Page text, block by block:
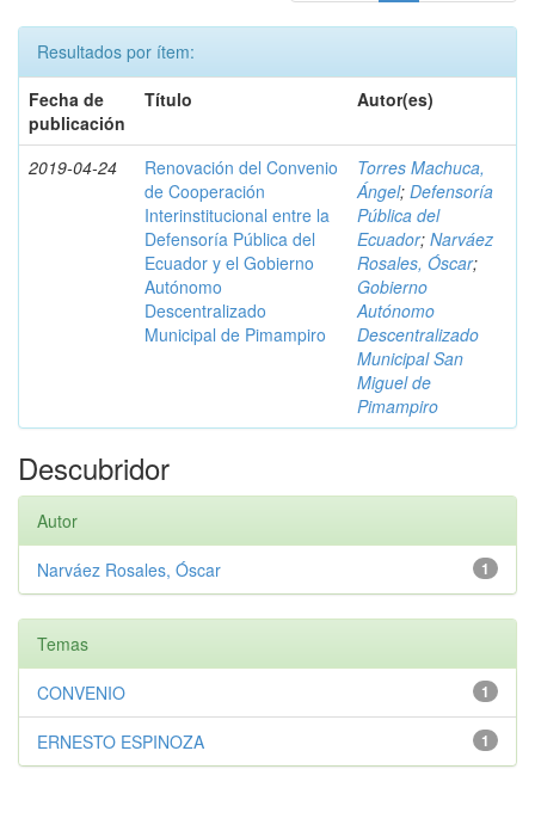
Resultados por ítem:
Fecha de
publicación
Título Autor(es)
2019-04-24
Renovación del Convenio
de Cooperación
Interinstitucional entre la
Defensoría Pública del
Ecuador y el Gobierno
Autónomo
Descentralizado
Municipal de Pimampiro
Torres Machuca,
Ángel; Defensoría
Pública del
Ecuador; Narváez
Rosales, Óscar;
Gobierno
Autónomo
Descentralizado
Municipal San
Miguel de
Pimampiro
Descubridor
Autor
1
Narváez Rosales, Óscar
Temas
1
CONVENIO
1
ERNESTO ESPINOZA